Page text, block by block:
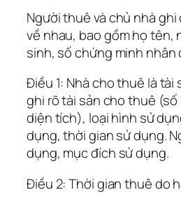
Người thuê và chủ nhà
về nhau, bao gồm họ tên,
sinh, số chứng minh nhân
Điều 1: Nhà cho thuê là tài
ghi rõ tài sản cho thuê
diện tích), loại hình sử
dụng, thời gian sử dụng.
dụng, mục đích sử dụng.
Điều 2: Thời gian thuê do